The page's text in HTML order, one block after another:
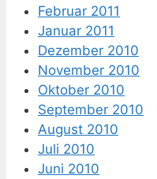
Februar 2011
Januar 2011
Dezember 2010
November 2010
Oktober 2010
September 2010
August 2010
Juli 2010
Juni 2010